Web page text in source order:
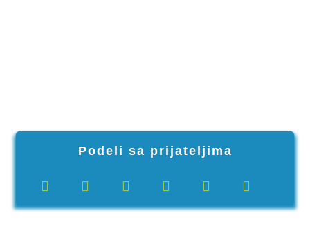
Podeli sa prijateljima